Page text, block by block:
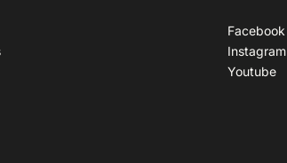
Facebook
Instagram
Youtube